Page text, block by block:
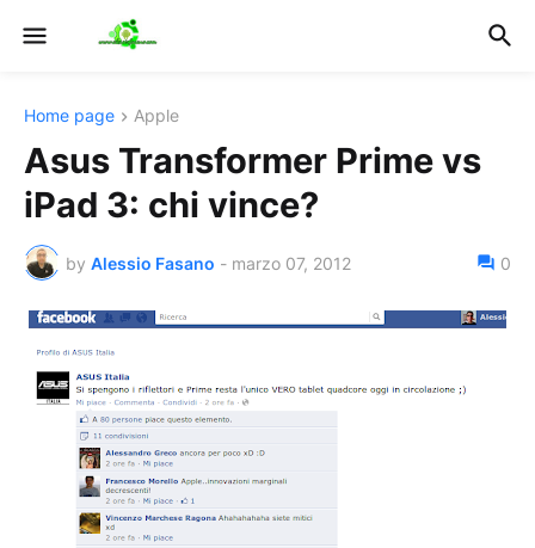
Home page Apple
Asus Transformer Prime vs
iPad 3: chi vince?
by Alessio Fasano - marzo 07, 2012 0